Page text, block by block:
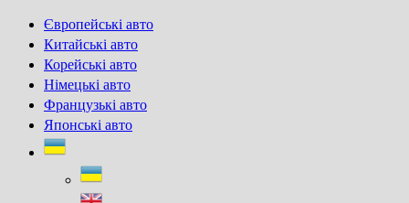
Skip
content
Європейські авто
Китайські авто
Корейські авто
Німецькі авто
Французькі авто
Японські авто